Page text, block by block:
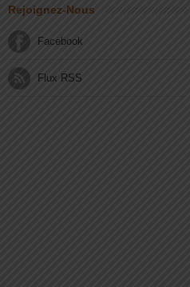
Rejoignez-Nous
Facebook
Flux RSS